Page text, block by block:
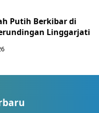
Putih Berkibar di
Linggarjati